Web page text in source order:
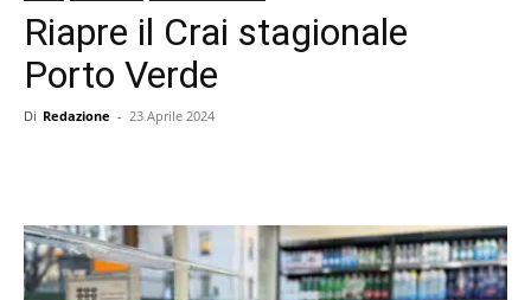
Riapre il Crai stagionale
Porto Verde
Di Redazione - 23 Aprile 2024